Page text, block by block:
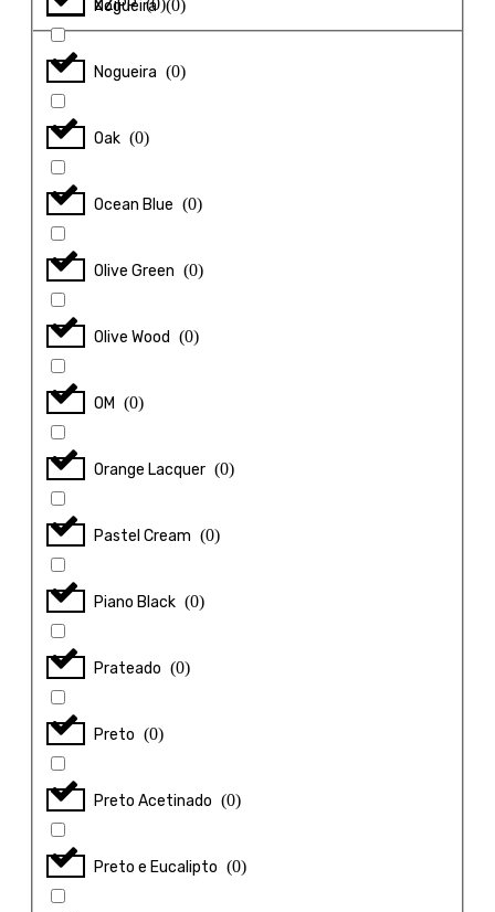
ZZiPP
Nogueira (0)
Nogueira (0)
Oak (0)
Ocean Blue (0)
Olive Green (0)
Olive Wood (0)
OM (0)
Orange Lacquer (0)
Pastel Cream (0)
Piano Black (0)
Prateado (0)
Preto (0)
Preto Acetinado (0)
Preto e Eucalipto (0)